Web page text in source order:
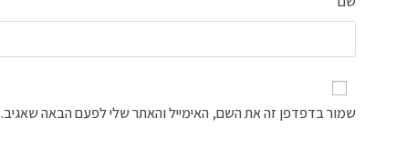
שמור בדפדפן זה את השם, האימייל והאתר שלי לפעם הבאה שאגיב.